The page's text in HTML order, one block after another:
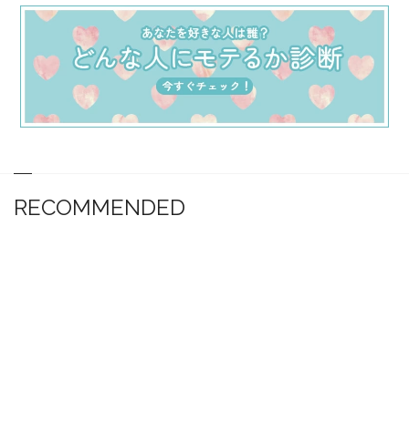
RECOMMENDED